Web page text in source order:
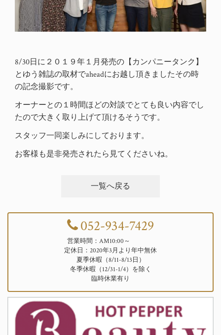
8/30日に２０１９年１月発売の【カンパニータンク】
とゆう雑誌の取材でaheadにお越し頂きましたその時
の記念撮影です。
オーナーとの１時間ほどの対談でとても良い内容でし
たので大きく取り上げて頂けるそうです。
スタッフ一同楽しみにしております。
お客様も是非発売されたら見てくださいね。
一覧へ戻る
052-934-7429
営業時間：AM10:00～
定休日：2020年3月より年中無休
夏季休暇（8/11-8/13日）
冬季休暇（12/31-1/4）を除く
臨時休業有り